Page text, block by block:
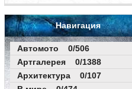
Навигация
Автомото 0/506
Артгалерея 0/1388
Архитектура 0/107